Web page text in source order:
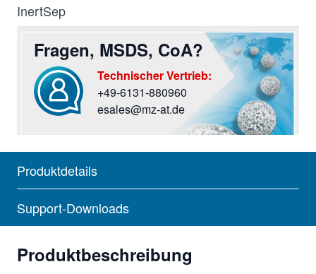
InertSep
Fragen, MSDS, CoA?
Sie haben Fragen? Rufen Sie uns an oder screiben
Technischer Vertrieb:
+49-6131-880960
esales@mz-at.de
Produktdetails
Support-Downloads
Produktbeschreibung